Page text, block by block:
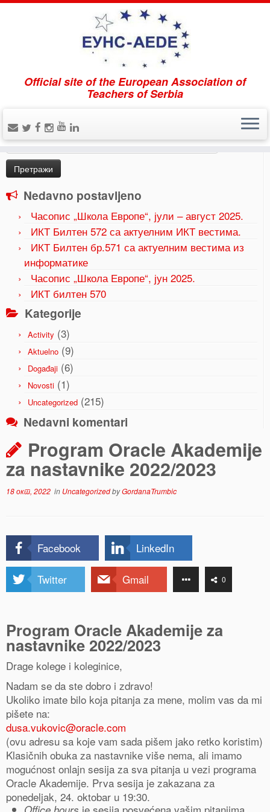
Official site of the European Association of
Teachers of Serbia
Home » Uncategorized » Program Oracle Akademije za
nastavnike 2022/2023
Pretraži
Претрага
за:
Nedavno postavljeno
Часопис „Школа Европе“, јули – август 2025.
ИКТ Билтен 572 са актуелним ИКТ вестима.
ИКТ Билтен бр.571 са актуелним вестима из
информатике
Часопис „Школа Европе“, јун 2025.
ИКТ билтен 570
Kategorije
Activity (3)
Aktuelno (9)
Događaji (6)
Novosti (1)
Uncategorized (215)
Nedavni komentari
Program Oracle Akademije
za nastavnike 2022/2023
18 окт, 2022 in UncategorizedbyGordanaTrumbic
Facebook LinkedIn
Twitter Gmail 0
Program Oracle Akademije za
nastavnike 2022/2023
Drage kolege i koleginice,
Nadam se da ste dobro i zdravo!
Ukoliko imate bilo koja pitanja za mene, molim vas da mi
pišete na:
dusa.vukovic@oracle.com
(ovu adresu sa koje vam sada pišem jako retko koristim)
Klasičnih obuka za nastavnike više nema, ali imamo
mogućnost onlajn sesija za sva pitanja u vezi programa
Oracle Akademije. Prva sesija je zakazana za
ponedeljak, 24. oktobar u 19:30.